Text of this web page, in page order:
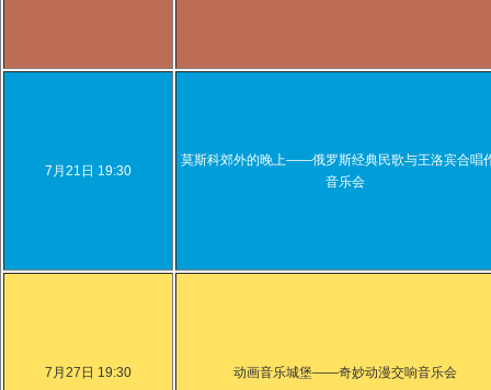
7月21日 19:30
莫斯科郊外的晚上——俄罗斯经典民歌与王洛宾合唱
音乐会
7月27日 19:30 动画音乐城堡——奇妙动漫交响音乐会